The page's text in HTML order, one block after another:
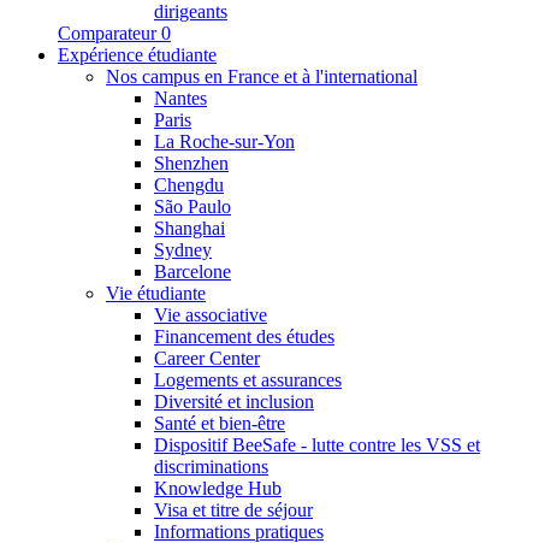
dirigeants
Comparateur 0
Expérience étudiante
Nos campus en France et à l'international
Nantes
Paris
La Roche-sur-Yon
Shenzhen
Chengdu
São Paulo
Shanghai
Sydney
Barcelone
Vie étudiante
Vie associative
Financement des études
Career Center
Logements et assurances
Diversité et inclusion
Santé et bien-être
Dispositif BeeSafe - lutte contre les VSS et
discriminations
Knowledge Hub
Visa et titre de séjour
Informations pratiques